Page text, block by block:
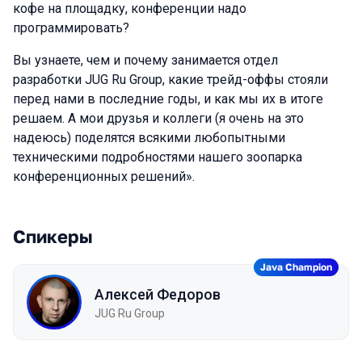
кофе на площадку, конференции надо
программировать?
Вы узнаете, чем и почему занимается отдел
разработки JUG Ru Group, какие трейд-оффы стояли
перед нами в последние годы, и как мы их в итоге
решаем. А мои друзья и коллеги (я очень на это
надеюсь) поделятся всякими любопытными
техническими подробностями нашего зоопарка
конференционных решений».
Спикеры
Алексей Федоров
JUG Ru Group
Java Champion